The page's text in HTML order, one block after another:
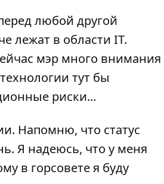
любой другой
лежат в области IТ.
мэр много внимания
тут бы
риски...
Напомню, что статус
Я надеюсь, что у меня
в горсовете я буду